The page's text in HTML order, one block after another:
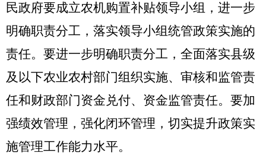
民政府要成立农机购置补贴领导小组，进一步
明确职责分工，落实领导小组统管政策实施的
责任。要进一步明确职责分工，全面落实县级
及以下农业农村部门组织实施、审核和监管责
任和财政部门资金兑付、资金监管责任。要加
强绩效管理，强化闭环管理，切实提升政策实
施管理工作能力水平。